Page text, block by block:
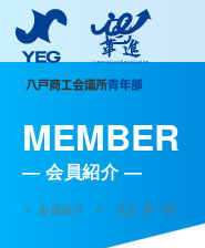
MEMBER
会員紹介
＞ 会員紹介 > 児玉 淳一郎